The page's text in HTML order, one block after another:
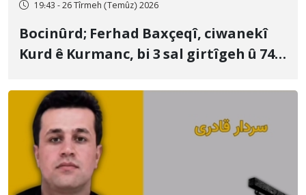
19:43 - 26 Tîrmeh (Temûz) 2026
Bocinûrd; Ferhad Baxçeqî, ciwanekî
Kurd ê Kurmanc, bi 3 sal girtîgeh û 74